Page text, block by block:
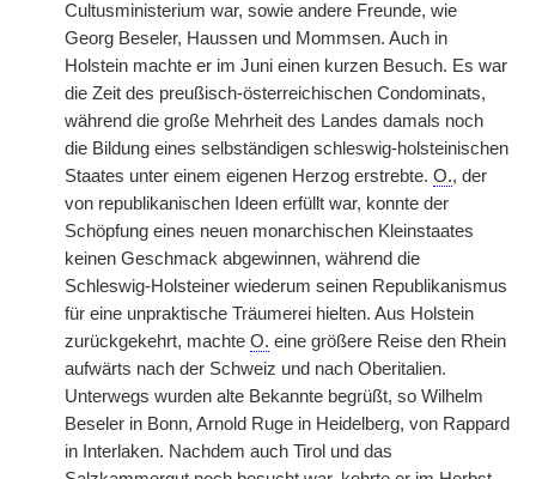
Cultusministerium war, sowie andere Freunde, wie
Georg Beseler, Haussen und Mommsen. Auch in
Holstein machte er im Juni einen kurzen Besuch. Es war
die Zeit des preußisch-österreichischen Condominats,
während die große Mehrheit des Landes damals noch
die Bildung eines selbständigen schleswig-holsteinischen
Staates unter einem eigenen Herzog erstrebte. O., der
von republikanischen Ideen erfüllt war, konnte der
Schöpfung eines neuen monarchischen Kleinstaates
keinen Geschmack abgewinnen, während die
Schleswig-Holsteiner wiederum seinen Republikanismus
für eine unpraktische Träumerei hielten. Aus Holstein
zurückgekehrt, machte O. eine größere Reise den Rhein
aufwärts nach der Schweiz und nach Oberitalien.
Unterwegs wurden alte Bekannte begrüßt, so Wilhelm
Beseler in Bonn, Arnold Ruge in Heidelberg, von Rappard
in Interlaken. Nachdem auch Tirol und das